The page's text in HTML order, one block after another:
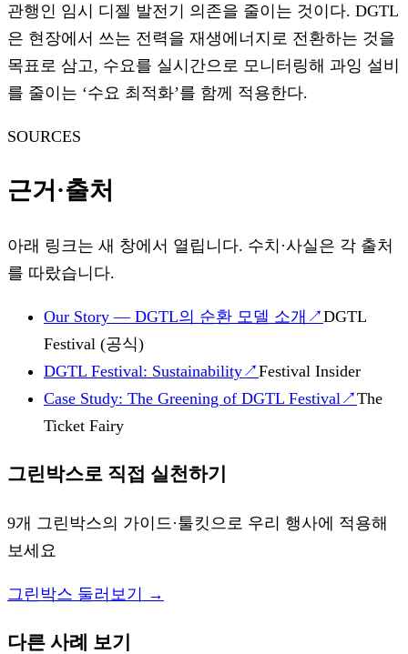
관행인 임시 디젤 발전기 의존을 줄이는 것이다. DGTL
은 현장에서 쓰는 전력을 재생에너지로 전환하는 것을
목표로 삼고, 수요를 실시간으로 모니터링해 과잉 설비
를 줄이는 ‘수요 최적화’를 함께 적용한다.
SOURCES
근거·출처
아래 링크는 새 창에서 열립니다. 수치·사실은 각 출처
를 따랐습니다.
Our Story — DGTL의 순환 모델 소개 ↗DGTL
Festival (공식)
DGTL Festival: Sustainability↗Festival Insider
Case Study: The Greening of DGTL Festival ↗The
Ticket Fairy
그린박스로 직접 실천하기
9개 그린박스의 가이드·툴킷으로 우리 행사에 적용해
보세요
그린박스 둘러보기 →
다른 사례 보기